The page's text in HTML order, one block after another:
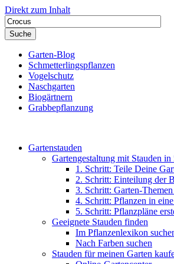
Direkt zum Inhalt
Garten-Blog
Schmetterlingspflanzen
Vogelschutz
Naschgarten
Biogärtnern
Grabbepflanzung
Gartenstauden
Gartengestaltung mit Stauden in
1. Schritt: Teile Deine
2. Schritt: Einteilung der
3. Schritt: Garten-
4. Schritt: Pflanzen in
5. Schritt: Pflanzpläne
Geeignete Stauden finden
Im Pflanzenlexikon
Nach Farben suchen
Stauden für meinen Garten